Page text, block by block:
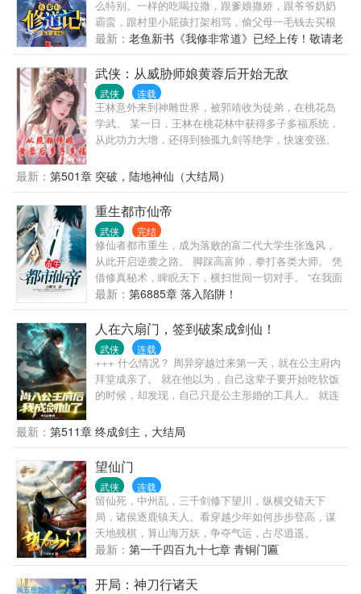
么特别。一样的吃喝拉撒，跟爹娘撒娇，跟爷爷奶奶
霸蛮，跟村里小屁孩打架相骂，偷父母一毛钱去买根
冰棍吃，张九斤家的葡萄藤里专捏变软的葡萄粒吃，
到山里掏鸟窝……一样一样的，没有什么特别。六岁
的时候经历了一件不一样的事情，彻底改变了他的人
生轨迹。大道即生活，生活是大道。
最新： 老鱼新书《我修非常道》已经上传！敬请老
朋友们支持！
武侠：从威胁师娘黄蓉后开始无敌
武侠 连载
王林意外来到神雕世界，被郭靖收为徒弟，在桃花岛
学武。 某一日，王林在桃花林中获得多子多福系统，
从此功力大增，还得到独孤九剑等绝学，快速变强。
教训尹志平、丘处机等牛笔老道，入古墓跟小龙女、
李莫愁交朋友。 跟黄药师、欧阳锋、洪七公、周伯通
等绝顶高切磋武艺，震惊众人。 并行侠仗义，击杀霍
都、打败金轮法王和蒙古大军，为大宋武林、百姓造
福。 还有天龙、倚天、笑傲、天下第一等武侠世界，
非常精彩，不要错过。
最新： 第501章 突破，陆地神仙（大结局）
重生都市仙帝
武侠 完结
修仙者都市重生，成为落败的富二代大学生张逸风，
从此开启逆袭之路。 脚踩高富帅，拳打各类大师。 凭
借修真秘术，睥睨天下，横扫世间一切对手。 “在我面
前，无人敢嚣张，因为敢对我嚣张的人，都不会有以
后。” “在我面前，哪怕是高高在上的女王也要低下头
颅。不然，头上永不会有王冠。”
最新： 第6885章 落入陷阱！
人在六扇门，签到破案成剑仙！
武侠 连载
+++ 什么情况？ 周异穿越过来第一天，就在公主府内
拜堂成亲了。 就在他以为，自己这辈子要开始吃软饭
的时候，却发现，自己只是公主形婚的工具人。 就连
然还把周异丢到了六扇门里面，美名其曰锻炼。 还
好，周异有着系统帮忙。 …… 就这样，一代剑仙在不
知不觉中诞生了。 “女帝陛下，你看我这长剑是否凶
猛？”
最新： 第511章 终成剑主，大结局
望仙门
武侠 连载
留仙死，中州乱，三千剑修下望川，纵横交错天下
局，诸侯逐鹿镇天人。看穿越少年如何步步登高，谋
天地残棋，算山海万妖，争夺气运，占尽逍遥。
最新： 第一千四百九十七章 青铜门匾
开局：神刀行诸天